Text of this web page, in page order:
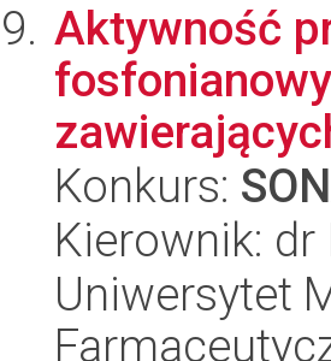
Aktywność
Konkurs:
Kierownik: dr
Uniwersytet